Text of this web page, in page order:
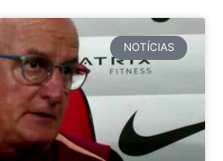
NOTÍCIAS